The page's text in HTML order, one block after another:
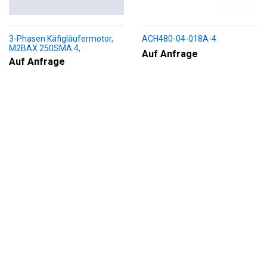
3-Phasen Käfigläufermotor,
M2BAX 250SMA 4,
+188+230+451+009
Auf Anfrage
ACH480-04-018A-4
Auf Anfrage